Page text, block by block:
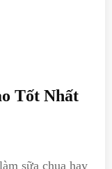
Tốt Nhất
sữa chua hay